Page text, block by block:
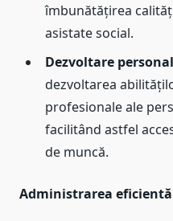
îmbunătățirea
asistate social.
Dezvoltare
dezvoltarea
profesionale ale
facilitând astfel
de muncă.
Administrarea